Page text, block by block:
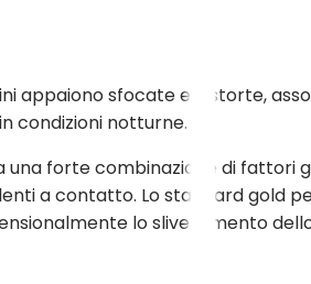
appaiono sfocate e distorte,
condizioni notturne.
forte combinazione di
a contatto. Lo standard gold
lo slivellamento